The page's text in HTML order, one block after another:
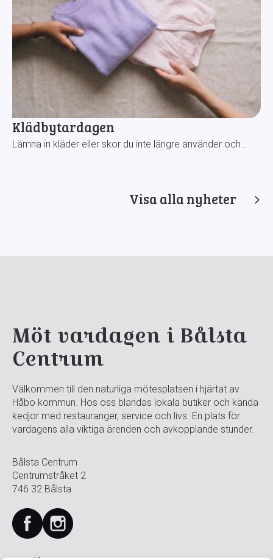
Klädbytardagen
Lämna in kläder eller skor du inte längre använder och…
Visa alla nyheter
Möt vardagen i Bålsta
Centrum
Välkommen till den naturliga mötesplatsen i hjärtat av
Håbo kommun. Hos oss blandas lokala butiker och kända
kedjor med restauranger, service och livs. En plats för
vardagens alla viktiga ärenden och avkopplande stunder.
Bålsta Centrum
Centrumstråket 2
746 32 Bålsta